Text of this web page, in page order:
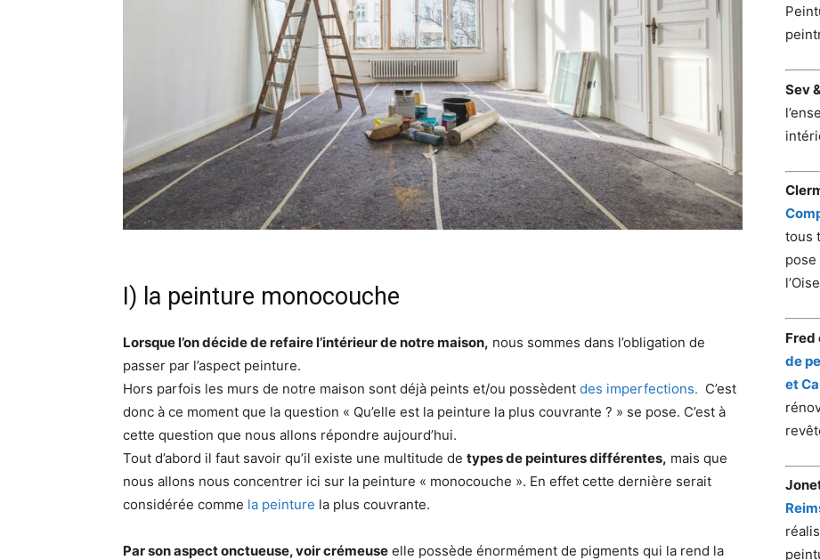
I) la peinture monocouche
Lorsque l’on décide de refaire l’intérieur de notre maison, nous sommes dans l’obligation de
passer par l’aspect peinture.
Hors parfois les murs de notre maison sont déjà peints et/ou possèdent des imperfections. C’est
donc à ce moment que la question « Qu’elle est la peinture la plus couvrante ? » se pose. C’est à
cette question que nous allons répondre aujourd’hui.
Tout d’abord il faut savoir qu’il existe une multitude de types de peintures différentes, mais que
nous allons nous concentrer ici sur la peinture « monocouche ». En effet cette dernière serait
considérée comme la peinture la plus couvrante.
Par son aspect onctueuse, voir crémeuse elle possède énormément de pigments qui la rend la
Sev
tous
Fred
de
et